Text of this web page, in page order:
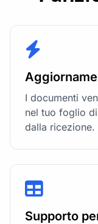
I documenti
nel tuo foglio
dalla ricezione.
Supporto